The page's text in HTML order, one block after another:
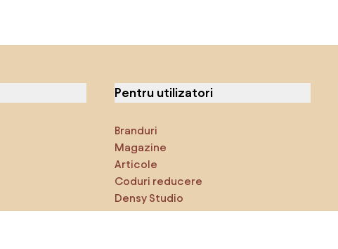
Pentru utilizatori
Branduri
Magazine
Articole
Coduri reducere
Densy Studio